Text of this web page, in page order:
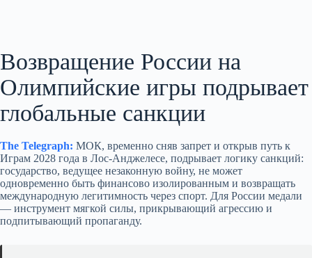
Возвращение России на
Олимпийские игры подрывает
глобальные санкции
The Telegraph: МОК, временно сняв запрет и открыв путь к
Играм 2028 года в Лос‑Анджелесе, подрывает логику санкций:
государство, ведущее незаконную войну, не может
одновременно быть финансово изолированным и возвращать
международную легитимность через спорт. Для России медали
— инструмент мягкой силы, прикрывающий агрессию и
подпитывающий пропаганду.